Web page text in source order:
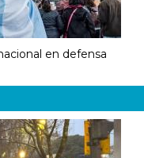
en defensa